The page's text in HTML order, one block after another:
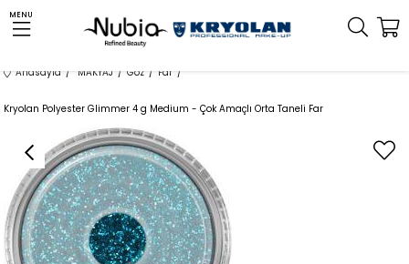
MENU
Anasayfa MAKYAJ Göz Far
Kryolan Polyester Glimmer 4 g Medium - Çok Amaçlı Orta Taneli Far